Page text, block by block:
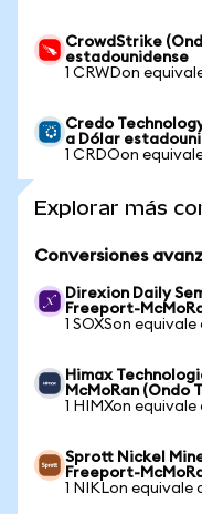
CrowdStrike
estadounidense
1 CRWDon
Credo
a Dólar
1 CRDOon
Explorar más
Conversiones
Direxion Daily
Freeport-
1 SOXSon
Himax
McMoRan (Ondo
1 HIMXon equivale
Sprott Nickel
Freeport-
1 NIKLon equivale